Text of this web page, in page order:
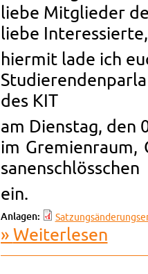
liebe Mit­glie­der
liebe In­ter­es­sier­te,
hier­mit lade ich
des KIT
am Diens­tag, den
im Gre­mi­en­raum,
sa­nen­schlöss­chen
ein.
An­la­gen:
Wei­ter­le­sen